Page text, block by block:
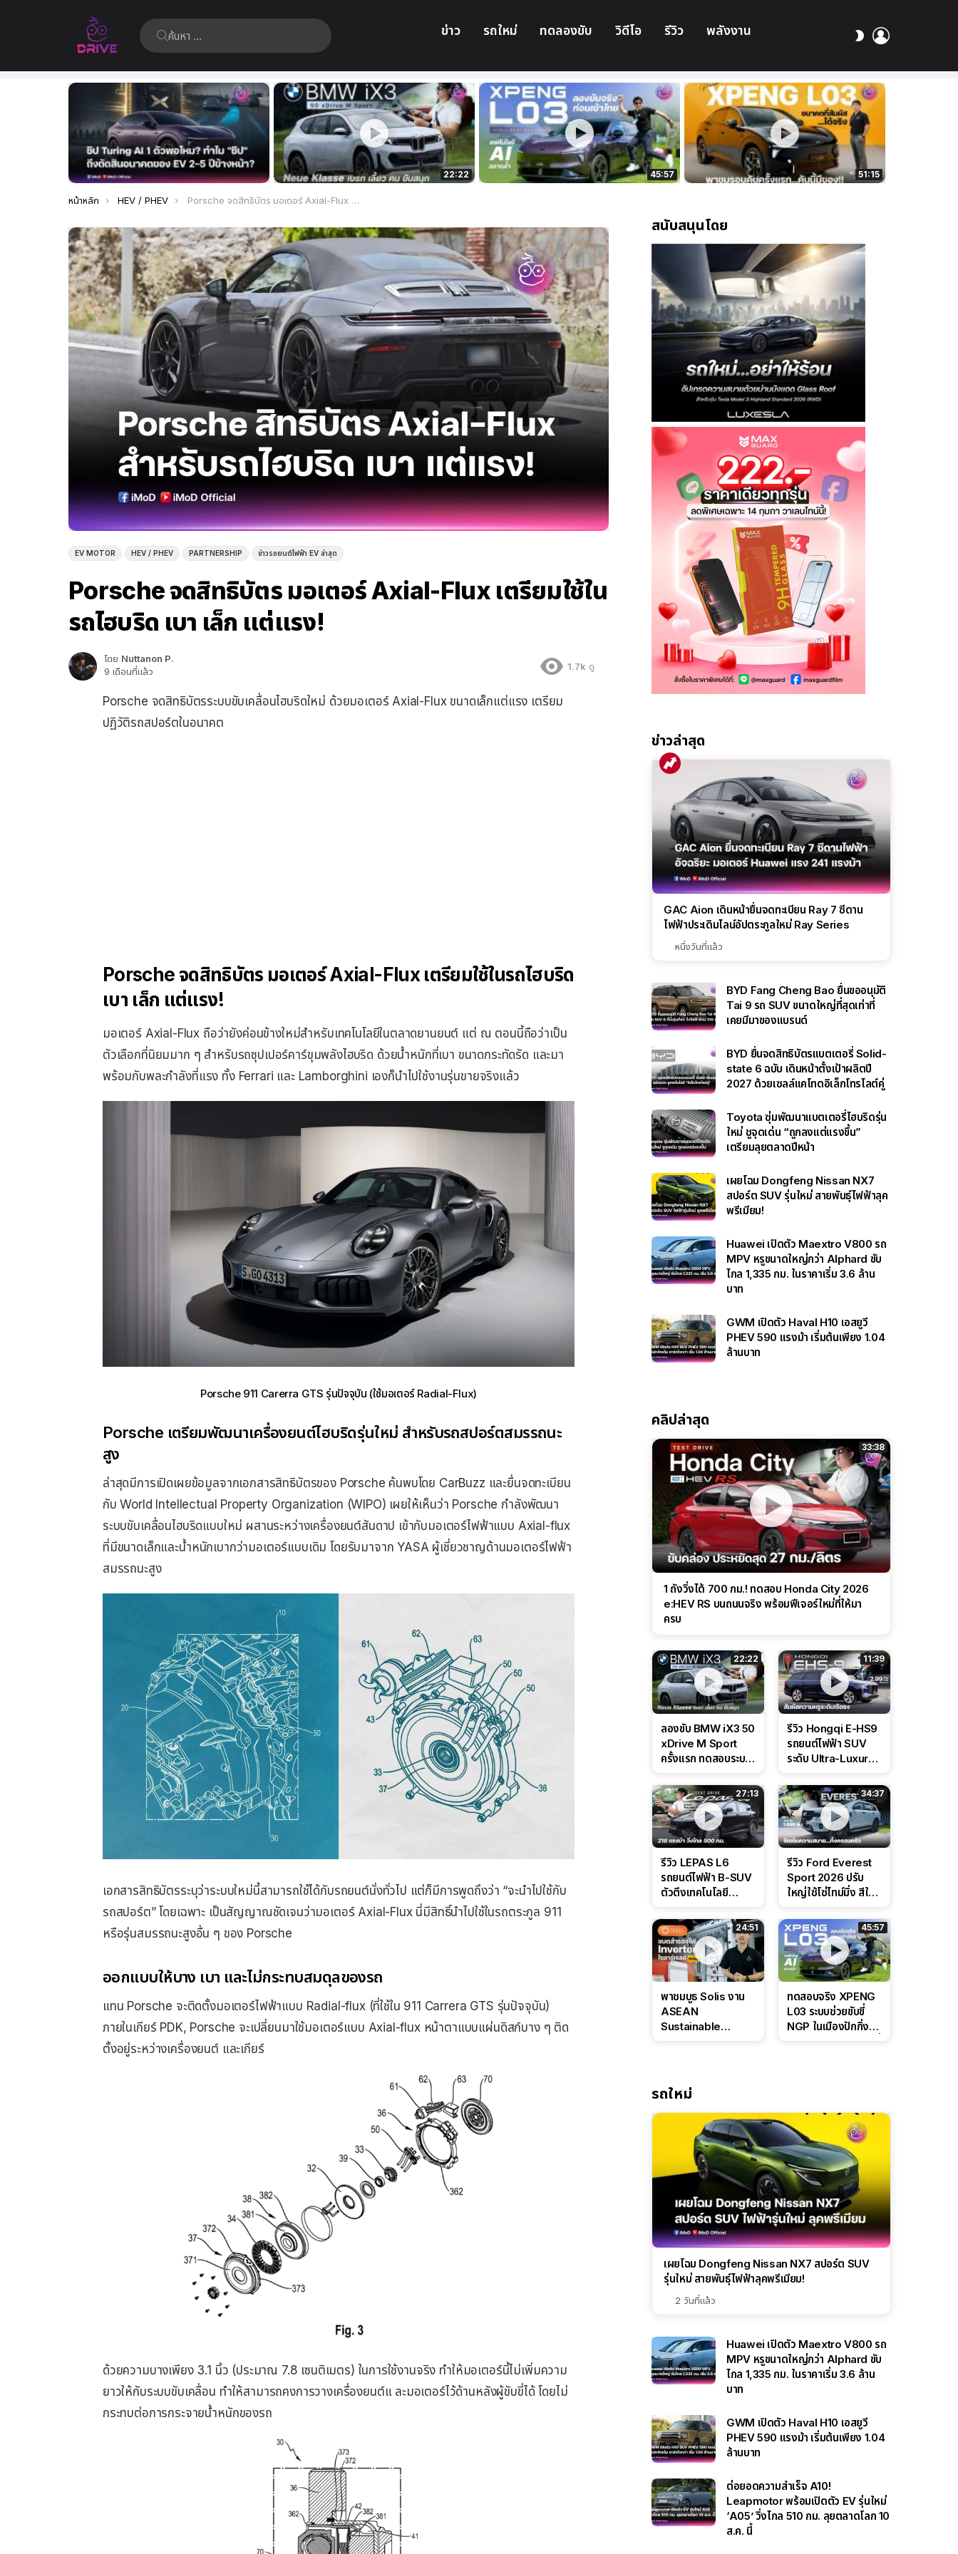
ค้นหา: ข่าว รถใหม่ ทดลองขับ วิดีโอ รีวิว พลังงาน
สลับ
เรื่อง
ล่าสุด
22:22 45:57 51:15
คุณอยู่ที่นี่:
หน้าหลัก HEV / PHEV Porsche จดสิทธิบัตร มอเตอร์ Axial-Flux เตรียมใช้ในรถไฮบริด เบา เล็ก แต่แรง!
EV MOTOR HEV / PHEV PARTNERSHIP ข่าวรถยนต์ไฟฟ้า EV ล่าสุด
Porsche จดสิทธิบัตร มอเตอร์ Axial-Flux เตรียมใช้ใน
รถไฮบริด เบา เล็ก แต่แรง!
โดย Nuttanon P.
9 เดือนที่แล้ว
1.7k ดู
Porsche จดสิทธิบัตรระบบขับเคลื่อนไฮบริดใหม่ ด้วยมอเตอร์ Axial-Flux ขนาดเล็กแต่แรง เตรียม
ปฏิวัติรถสปอร์ตในอนาคต
Porsche จดสิทธิบัตร มอเตอร์ Axial-Flux เตรียมใช้ในรถไฮบริด
เบา เล็ก แต่แรง!
มอเตอร์ Axial-Flux ถือว่ายังค่อนข้างใหม่สำหรับเทคโนโลยีในตลาดยานยนต์ แต่ ณ​ ตอนนี้ถือว่าเป็น
ตัวเลือกที่นิยมมาก ๆ สำหรับรถซุปเปอร์คาร์ขุมพลังไฮบริด ด้วยน้ำหนักที่เบา ขนาดกระทัดรัด และมา
พร้อมกับพละกำลังที่แรง ทั้ง Ferrari และ Lamborghini เองก็นำไปใช้งานรุ่นขายจริงแล้ว
Porsche 911 Carerra GTS รุ่นปัจจุบัน (ใช้มอเตอร์ Radial-Flux)
Porsche เตรียมพัฒนาเครื่องยนต์ไฮบริดรุ่นใหม่ สำหรับรถสปอร์ตสมรรถนะ
สูง
ล่าสุดมีการเปิดเผยข้อมูลจากเอกสารสิทธิบัตรของ Porsche ค้นพบโดย CarBuzz และยื่นจดทะเบียน
กับ World Intellectual Property Organization (WIPO) เผยให้เห็นว่า Porsche กำลังพัฒนา
ระบบขับเคลื่อนไฮบริดแบบใหม่ ผสานระหว่างเครื่องยนต์สันดาป เข้ากับมอเตอร์ไฟฟ้าแบบ Axial-flux
ที่มีขนาดเล็กและน้ำหนักเบากว่ามอเตอร์แบบเดิม โดยรับมาจาก YASA ผู้เชี่ยวชาญด้านมอเตอร์ไฟฟ้า
สมรรถนะสูง
เอกสารสิทธิบัตรระบุว่าระบบใหม่นี้สามารถใช้ได้กับรถยนต์นั่งทั่วไป แต่ก็มีการพูดถึงว่า “จะนำไปใช้กับ
รถสปอร์ต” โดยเฉพาะ เป็นสัญญาณชัดเจนว่ามอเตอร์ Axial-Flux นี่มีสิทธิ์นำไปใช้ในรถตระกูล 911
หรือรุ่นสมรรถนะสูงอื่น ๆ ของ Porsche
ออกแบบให้บาง เบา และไม่กระทบสมดุลของรถ
แทน Porsche จะติดตั้งมอเตอร์ไฟฟ้าแบบ Radial-flux (ที่ใช้ใน 911 Carrera GTS รุ่นปัจจุบัน)
ภายในเกียร์ PDK, Porsche จะเปลี่ยนมาใช้มอเตอร์แบบ Axial-flux หน้าตาแบบแผ่นดิสก์บาง ๆ ติด
ตั้งอยู่ระหว่างเครื่องยนต์ และเกียร์
ด้วยความบางเพียง 3.1 นิ้ว (ประมาณ 7.8 เซนติเมตร) ในการใช้งานจริง ทำให้มอเตอร์นี้ไม่เพิ่มความ
ยาวให้กับระบบขับเคลื่อน ทำให้สามารถคงการวางเครื่องยนต์แ ละมอเตอร์ไว้ด้านหลังผู้ขับขี่ได้ โดยไม่
กระทบต่อการกระจายน้ำหนักของรถ
สนับสนุนโดย
ข่าวล่าสุด
GAC Aion เดินหน้ายื่นจดทะเบียน Ray 7 ซีดาน
ไฟฟ้าประเดิมไลน์อัปตระกูลใหม่ Ray Series
หนึ่งวันที่แล้ว
BYD Fang Cheng Bao ยื่นขออนุมัติ
Tai 9 รถ SUV ขนาดใหญ่ที่สุดเท่าที่
เคยมีมาของแบรนด์
BYD ยื่นจดสิทธิบัตรแบตเตอรี่ Solid-
state 6 ฉบับ เดินหน้าตั้งเป้าผลิตปี
2027 ด้วยเซลล์แคโทดอิเล็กโทรไลต์คู่
Toyota ซุ่มพัฒนาแบตเตอรี่ไฮบริดรุ่น
ใหม่ ชูจุดเด่น “ถูกลงแต่แรงขึ้น”
เตรียมลุยตลาดปีหน้า
เผยโฉม Dongfeng Nissan NX7
สปอร์ต SUV รุ่นใหม่ สายพันธุ์ไฟฟ้าลุค
พรีเมียม!
Huawei เปิดตัว Maextro V800 รถ
MPV หรูขนาดใหญ่กว่า Alphard ขับ
ไกล 1,335 กม. ในราคาเริ่ม 3.6 ล้าน
บาท
GWM เปิดตัว Haval H10 เอสยูวี
PHEV 590 แรงม้า เริ่มต้นเพียง 1.04
ล้านบาท
คลิปล่าสุด
33:38
1 ถังวิ่งได้ 700 กม.! ทดสอบ Honda City 2026
e:HEV RS บนถนนจริง พร้อมฟีเจอร์ใหม่ที่ให้มา
ครบ
22:22
ลองขับ BMW iX3 50
xDrive M Sport
ครั้งแรก ทดสอบระบบ
Performance แบบ
จัดเต็มในสนาม
11:39
รีวิว Hongqi E-HS9
รถยนต์ไฟฟ้า SUV
ระดับ Ultra-Luxury
CDC นุ่มหนึบเหนือ
ระดับ
27:13
รีวิว LEPAS L6
รถยนต์ไฟฟ้า B-SUV
ตัวตึงเทคโนโลยี
ล่างหนึบ ลุ้นราคา 7
แสนต้น
34:37
รีวิว Ford Everest
Sport 2026 ปรับ
ใหญ่ใช้โซ่ไทม์มิ่ง สีใหม่
ดุดันสไตล์ครอบครัว
สายลุย
24:51
พาชมบูธ Solis งาน
ASEAN
Sustainable
IntelliHouse และ
EverCORE โซลูชัน
ESS ครบวงจร
45:57
ทดสอบจริง XPENG
L03 ระบบช่วยขับขี่
NGP ในเมืองปักกิ่ง
รถใหม่
เผยโฉม Dongfeng Nissan NX7 สปอร์ต SUV
รุ่นใหม่ สายพันธุ์ไฟฟ้าลุคพรีเมียม!
2 วันที่แล้ว
Huawei เปิดตัว Maextro V800 รถ
MPV หรูขนาดใหญ่กว่า Alphard ขับ
ไกล 1,335 กม. ในราคาเริ่ม 3.6 ล้าน
บาท
GWM เปิดตัว Haval H10 เอสยูวี
PHEV 590 แรงม้า เริ่มต้นเพียง 1.04
ล้านบาท
ต่อยอดความสำเร็จ A10!
Leapmotor พร้อมเปิดตัว EV รุ่นใหม่
‘A05’ วิ่งไกล 510 กม. ลุยตลาดโลก 10
ส.ค. นี้